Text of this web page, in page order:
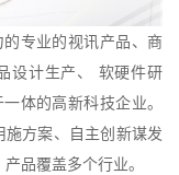
专业的视讯产品、商
设计生产、 软硬件研
体的高新科技企业。
施方案、自主创新谋发
品覆盖多个行业。